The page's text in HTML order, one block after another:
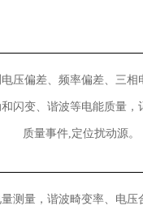
压偏差、频率偏差、三相
闪变、谐波等电能质量，
质量事件,定位扰动源。
测量，谐波畸变率、电压